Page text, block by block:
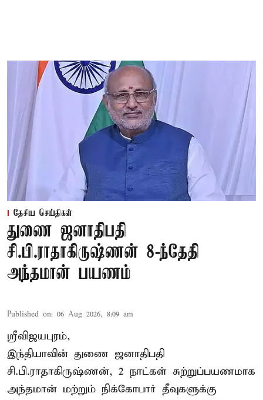
தேசிய செய்திகள்
துணை ஜனாதிபதி
சி.பி.ராதாகிருஷ்ணன் 8-ந்தேதி
அந்தமான் பயணம்
Published on: 06 Aug 2026, 8:09 am
ஸ்ரீவிஜயபுரம்,
இந்தியாவின் துணை ஜனாதிபதி
சி.பி.ராதாகிருஷ்ணன், 2 நாட்கள் சுற்றுப்பயணமாக
அந்தமான் மற்றும் நிக்கோபார் தீவுகளுக்கு